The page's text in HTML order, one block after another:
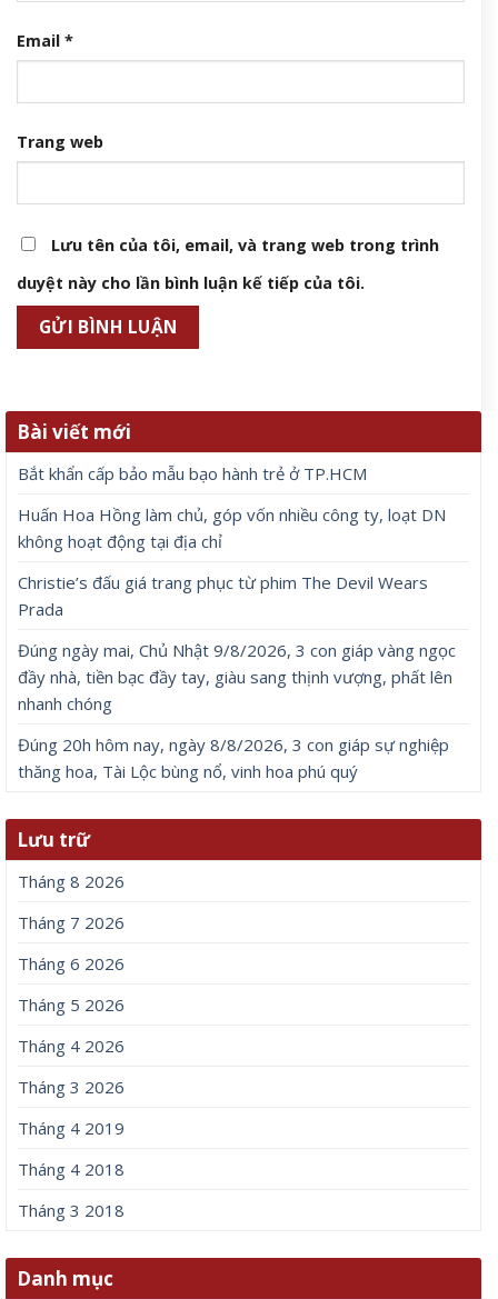
Email *
Trang web
Lưu tên của tôi, email, và trang web trong trình
duyệt này cho lần bình luận kế tiếp của tôi.
Bài viết mới
Bắt khẩn cấp bảo mẫu bạo hành trẻ ở TP.HCM
Huấn Hoa Hồng làm chủ, góp vốn nhiều công ty, loạt DN
không hoạt động tại địa chỉ
Christie’s đấu giá trang phục từ phim The Devil Wears
Prada
Đúng ngày mai, Chủ Nhật 9/8/2026, 3 con giáp vàng ngọc
đầy nhà, tiền bạc đầy tay, giàu sang thịnh vượng, phất lên
nhanh chóng
Đúng 20h hôm nay, ngày 8/8/2026, 3 con giáp sự nghiệp
thăng hoa, Tài Lộc bùng nổ, vinh hoa phú quý
Lưu trữ
Tháng 8 2026
Tháng 7 2026
Tháng 6 2026
Tháng 5 2026
Tháng 4 2026
Tháng 3 2026
Tháng 4 2019
Tháng 4 2018
Tháng 3 2018
Danh mục